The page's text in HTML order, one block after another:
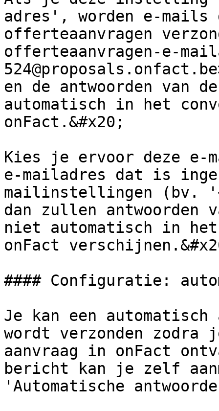
adres', worden e-
offerteaanvragen
offerteaanvragen-e-
en de antwoorden van
automatisch in het
onFact.&#x20;
Kies je ervoor deze e-
e-mailadres dat is
mailinstellingen (bv.
dan zullen antwoorden
niet automatisch in
onFact
#### Configuratie:
Je kan een
wordt verzonden
aanvraag in onFact
bericht kan je zelf